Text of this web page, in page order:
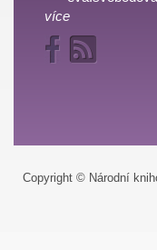
více
Copyright © Národní